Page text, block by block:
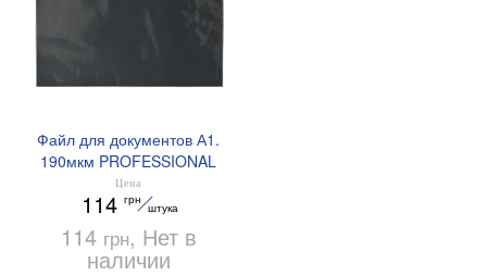
Файл для документов А1.
190мкм PROFESSIONAL
BM.3840 Buromax
Цена
114 грн
штука
114 грн, Нет в
наличии